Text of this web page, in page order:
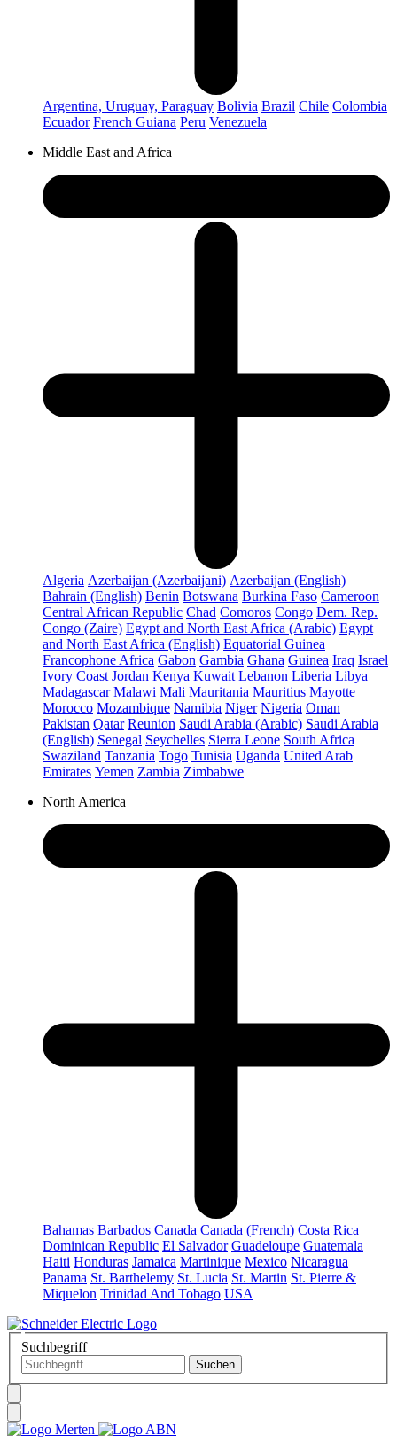
Argentina, Uruguay, Paraguay Bolivia Brazil Chile Colombia
Ecuador French Guiana Peru Venezuela
Middle East and Africa
Algeria Azerbaijan (Azerbaijani) Azerbaijan (English)
Bahrain (English) Benin Botswana Burkina Faso Cameroon
Central African Republic Chad Comoros Congo Dem. Rep.
Congo (Zaire) Egypt and North East Africa (Arabic) Egypt
and North East Africa (English) Equatorial Guinea
Francophone Africa Gabon Gambia Ghana Guinea Iraq Israel
Ivory Coast Jordan Kenya Kuwait Lebanon Liberia Libya
Madagascar Malawi Mali Mauritania Mauritius Mayotte
Morocco Mozambique Namibia Niger Nigeria Oman
Pakistan Qatar Reunion Saudi Arabia (Arabic) Saudi Arabia
(English) Senegal Seychelles Sierra Leone South Africa
Swaziland Tanzania Togo Tunisia Uganda United Arab
Emirates Yemen Zambia Zimbabwe
North America
Bahamas Barbados Canada Canada (French) Costa Rica
Dominican Republic El Salvador Guadeloupe Guatemala
Haiti Honduras Jamaica Martinique Mexico Nicaragua
Panama St. Barthelemy St. Lucia St. Martin St. Pierre &
Miquelon Trinidad And Tobago USA
Suchbegriff